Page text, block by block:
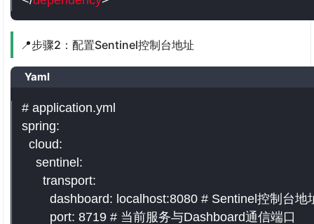
📍步骤2：配置Sentinel控制台地址
Yaml
# application.yml
spring:
  cloud:
    sentinel:
      transport:
dashboard: localhost:8080 # Sentinel控制台地
        port: 8719 # 当前服务与Dashboard通信端口